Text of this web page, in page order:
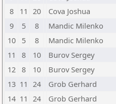
8
11 20 Cova Joshua
9
5 8 Mandic Milenko
10
5 8 Mandic Milenko
11
8 10 Burov Sergey
12
8 10 Burov Sergey
13 11 24 Grob Gerhard
14 11 24 Grob Gerhard